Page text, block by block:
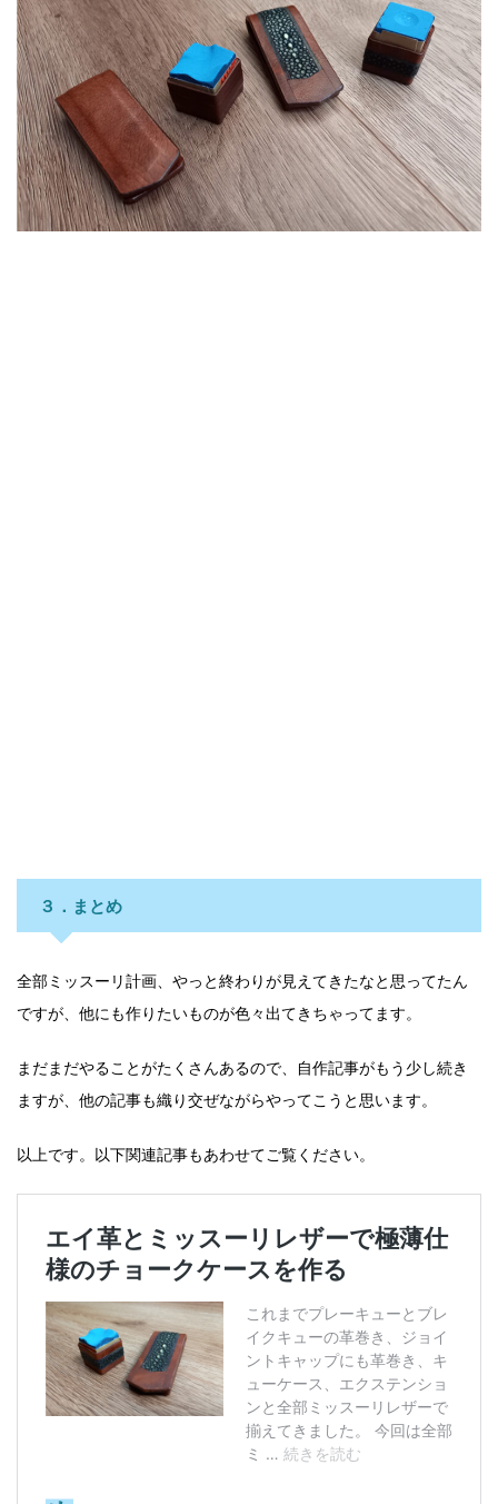
３．まとめ
全部ミッスーリ計画、やっと終わりが見えてきたなと思ってたん
ですが、他にも作りたいものが色々出てきちゃってます。
まだまだやることがたくさんあるので、自作記事がもう少し続き
ますが、 他の記事も織り交ぜながらやってこうと思います。
以上です。以下関連記事もあわせてご覧ください。